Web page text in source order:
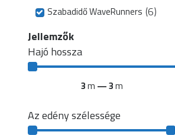
Szabadidő WaveRunners (6)
Jellemzők
Hajó hossza
3m —3m
Az edény szélessége